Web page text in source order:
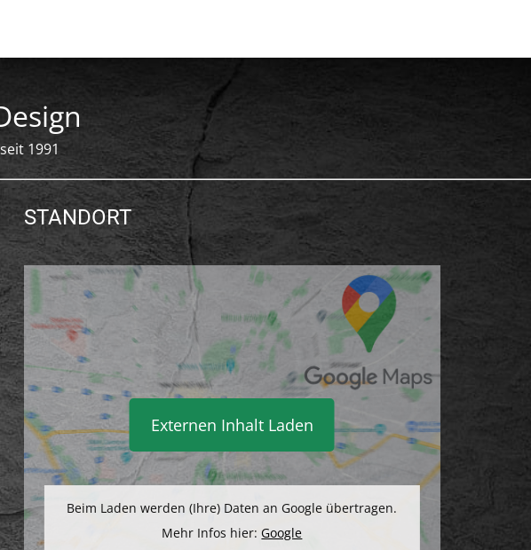
1991
STANDORT
Externen Inhalt Laden
Beim Laden werden (Ihre) Daten an Google übertragen.
Mehr Infos hier: Google